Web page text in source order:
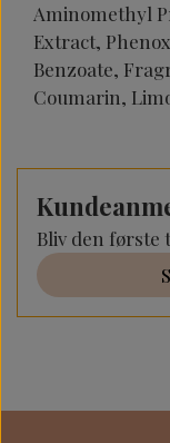
Aminomethyl
Extract,
Benzoate,
Coumarin,
Bliv den første